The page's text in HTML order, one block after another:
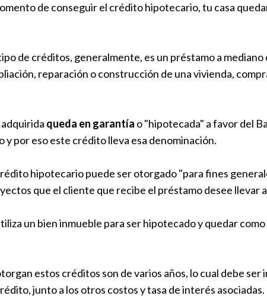
de conseguir el crédito hipotecario, tu casa
de créditos, generalmente, es un préstamo a mediano
reparación o construcción de una vivienda,
queda en garantía o "hipotecada" a favor del
por eso este crédito lleva esa denominación.
hipotecario puede ser otorgado "para fines
que el cliente que recibe el préstamo desee llevar
un bien inmueble para ser hipotecado y quedar
estos créditos son de varios años, lo cual debe
junto a los otros costos y tasa de interés asociadas.